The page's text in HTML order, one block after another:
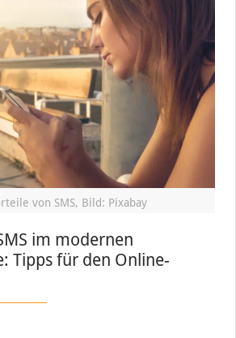
von SMS, Bild: Pixabay
im modernen
Tipps für den Online-